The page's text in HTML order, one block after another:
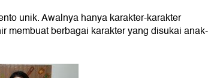
unik. Awalnya hanya karakter-karakter
membuat berbagai karakter yang disukai anak-